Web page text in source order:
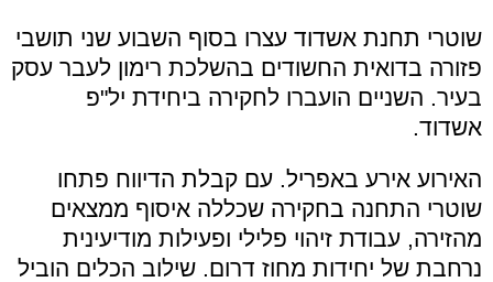
שוטרי תחנת אשדוד עצרו בסוף השבוע שני תושבי
פזורה בדואית החשודים בהשלכת רימון לעבר עסק
בעיר. השניים הועברו לחקירה ביחידת יל"פ
אשדוד.
האירוע אירע באפריל. עם קבלת הדיווח פתחו
שוטרי התחנה בחקירה שכללה איסוף ממצאים
מהזירה, עבודת זיהוי פלילי ופעילות מודיעינית
נרחבת של יחידות מחוז דרום. שילוב הכלים הוביל